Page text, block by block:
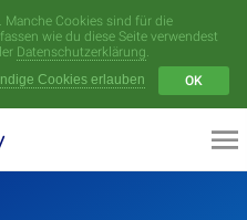
Cookies sind für die
wie du diese Seite verwendest
Datenschutzerklärung.
Cookies erlauben
OK
Menü
Videoarchiv